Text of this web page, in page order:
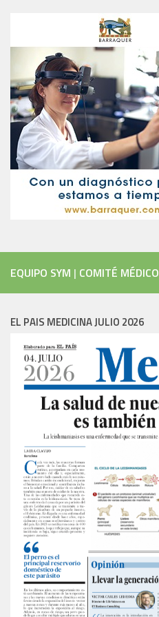
EQUIPO SYM | COMITÉ MÉDICO
EL PAIS MEDICINA JULIO 2026